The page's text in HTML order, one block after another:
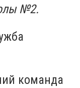
№2.
команда